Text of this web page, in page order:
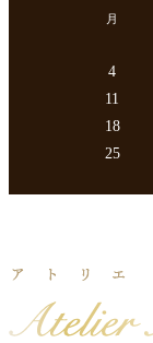
月
4
11
18
25